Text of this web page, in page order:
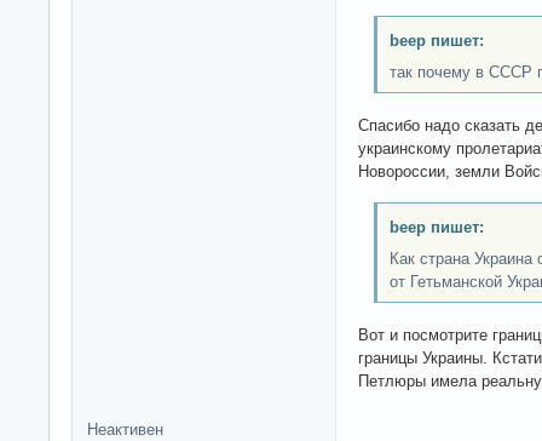
beep пишет:
так почему в СССР
Спасибо надо сказать
украинскому
Новороссии, земли
beep пишет:
Как страна
от Гетьманской
Вот и посмотрите
границы Украины.
Петлюры имела
Неактивен